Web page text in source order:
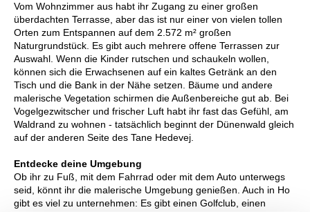
Vom Wohnzimmer aus habt ihr Zugang zu einer großen
überdachten Terrasse, aber das ist nur einer von vielen tollen
Orten zum Entspannen auf dem 2.572 m² großen
Naturgrundstück. Es gibt auch mehrere offene Terrassen zur
Auswahl. Wenn die Kinder rutschen und schaukeln wollen,
können sich die Erwachsenen auf ein kaltes Getränk an den
Tisch und die Bank in der Nähe setzen. Bäume und andere
malerische Vegetation schirmen die Außenbereiche gut ab. Bei
Vogelgezwitscher und frischer Luft habt ihr fast das Gefühl, am
Waldrand zu wohnen - tatsächlich beginnt der Dünenwald gleich
auf der anderen Seite des Tane Hedevej.
Entdecke deine Umgebung
Ob ihr zu Fuß, mit dem Fahrrad oder mit dem Auto unterwegs
seid, könnt ihr die malerische Umgebung genießen. Auch in Ho
gibt es viel zu unternehmen: Es gibt einen Golfclub, einen